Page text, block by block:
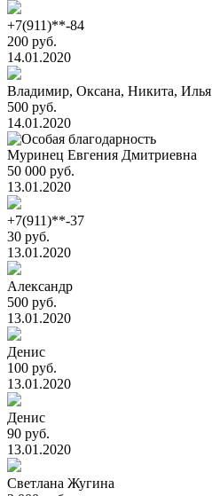
+7(911)**-84
200 руб.
14.01.2020
Владимир, Оксана, Никита, Илья
500 руб.
14.01.2020
Муринец Евгения Дмитриевна
50 000 руб.
13.01.2020
+7(911)**-37
30 руб.
13.01.2020
Александр
500 руб.
13.01.2020
Денис
100 руб.
13.01.2020
Денис
90 руб.
13.01.2020
Светлана Жугина